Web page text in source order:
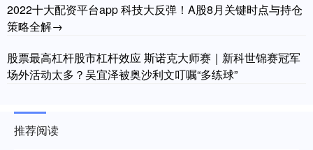
2022十大配资平台app 科技大反弹！A股8月关键时点与持仓
策略全解→
股票最高杠杆股市杠杆效应 斯诺克大师赛｜新科世锦赛冠军
场外活动太多？吴宜泽被奥沙利文叮嘱“多练球”
推荐阅读